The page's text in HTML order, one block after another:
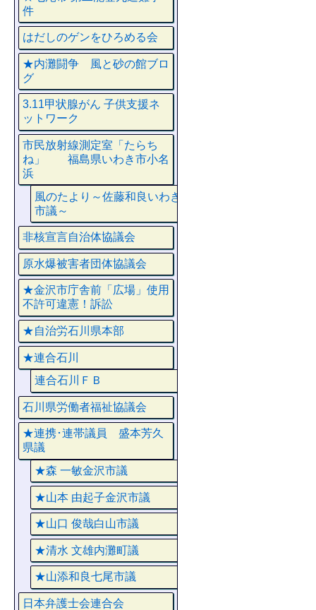
件
はだしのゲンをひろめる会
★内灘闘争 風と砂の館ブロ
グ
3.11甲状腺がん 子供支援ネ
ットワーク
市民放射線測定室「たらち
ね」 福島県いわき市小名
浜
風のたより～佐藤和良いわき
市議～
非核宣言自治体協議会
原水爆被害者団体協議会
★金沢市庁舎前「広場」使用
不許可違憲！訴訟
★自治労石川県本部
★連合石川
連合石川ＦＢ
石川県労働者福祉協議会
★連携･連帯議員 盛本芳久
県議
★森 一敏金沢市議
★山本 由起子金沢市議
★山口 俊哉白山市議
★清水 文雄内灘町議
★山添和良七尾市議
日本弁護士会連合会